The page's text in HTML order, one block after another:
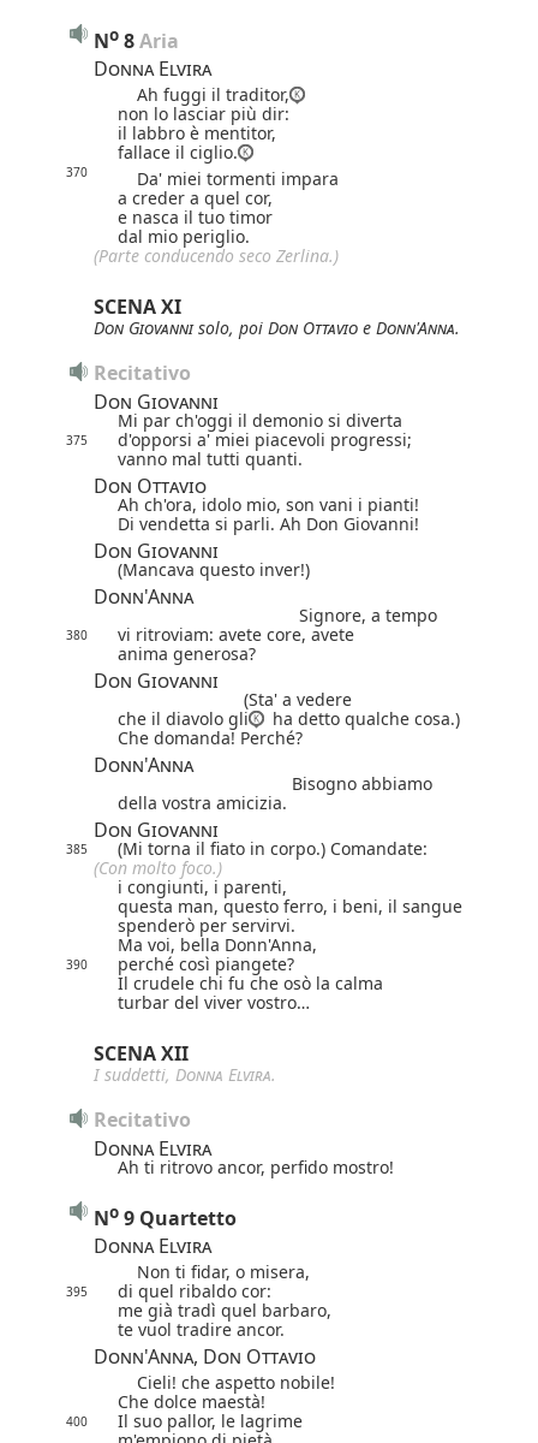
No 8 Aria
Donna Elvira
Ah fuggi il traditor,
non lo lasciar più dir:
il labbro è mentitor,
fallace il ciglio.
370
Da' miei tormenti impara
a creder a quel cor,
e nasca il tuo timor
dal mio periglio.
(Parte conducendo seco Zerlina.)
SCENA XI
Don Giovannisolo, poi Don Ottavio e Donn'Anna.
Recitativo
Don Giovanni
Mi par ch'oggi il demonio si diverta
375
d'opporsi a' miei piacevoli progressi;
vanno mal tutti quanti.
Don Ottavio
Ah ch'ora, idolo mio, son vani i pianti!
Di vendetta si parli. Ah Don Giovanni!
Don Giovanni
(Mancava questo inver!)
Donn'Anna
Signore, a tempo
380
vi ritroviam: avete core, avete
anima generosa?
Don Giovanni
(Sta' a vedere
che il diavolo gli
ha detto qualche cosa.)
Che domanda! Perché?
Donn'Anna
Bisogno abbiamo
della vostra amicizia.
Don Giovanni
385
(Mi torna il fiato in corpo.) Comandate:
(Con molto foco.)
i congiunti, i parenti,
questa man, questo ferro, i beni, il sangue
spenderò per servirvi.
Ma voi, bella Donn'Anna,
390
perché così piangete?
Il crudele chi fu che osò la calma
turbar del viver vostro…
SCENA XII
I suddetti, Donna Elvira.
Recitativo
Donna Elvira
Ah ti ritrovo ancor, perfido mostro!
No 9 Quartetto
Donna Elvira
Non ti fidar, o misera,
395
di quel ribaldo cor:
me già tradì quel barbaro,
te vuol tradire ancor.
Donn'Anna, Don Ottavio
Cieli! che aspetto nobile!
Che dolce maestà!
400
Il suo pallor, le lagrime